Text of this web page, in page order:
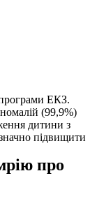
ЕКЗ.
(99,9%)
дитини з
підвищити
про